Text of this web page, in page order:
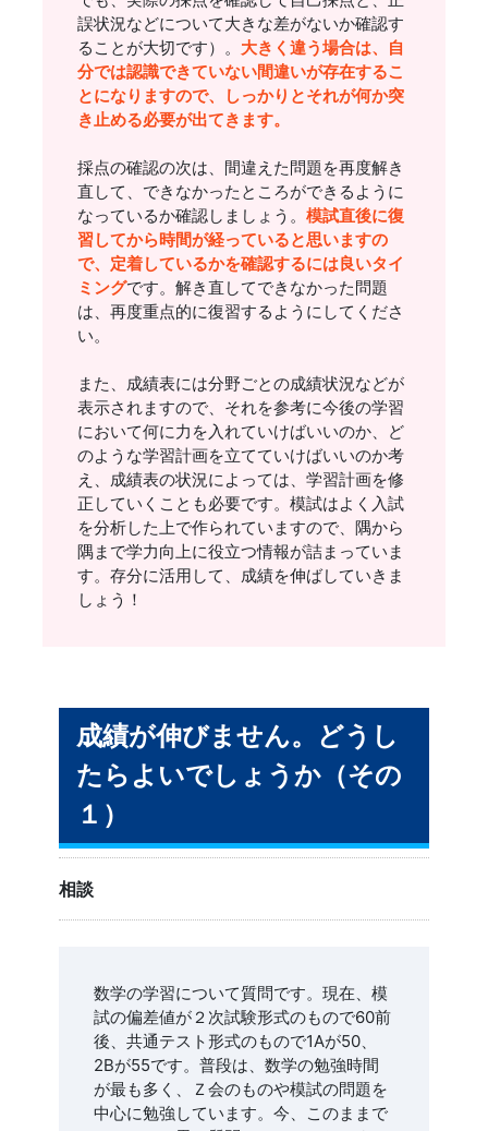
誤状況などについて大きな差がないか確認す
ることが大切です）。 大きく違う場合は、自
分では認識できていない間違いが存在するこ
とになりますので、しっかりとそれが何か突
き止める必要が出てきます。
採点の確認の次は、間違えた問題を再度解き
直して、できなかったところができるように
なっているか確認しましょう。 模試直後に復
習してから時間が経っていると思いますの
で、定着しているかを確認するには良いタイ
ミングです。解き直してできなかった問題
は、再度重点的に復習するようにしてくださ
い。
また、成績表には分野ごとの成績状況などが
表示されますので、それを参考に今後の学習
において何に力を入れていけばいいのか、ど
のような学習計画を立てていけばいいのか考
え、成績表の状況によっては、学習計画を修
正していくことも必要です。模試はよく入試
を分析した上で作られていますので、隅から
隅まで学力向上に役立つ情報が詰まっていま
す。存分に活用して、成績を伸ばしていきま
しょう！
成績が伸びません。どうし
たらよいでしょうか（その
１）
相談
数学の学習について質問です。現在、模
試の偏差値が２次試験形式のもので60前
後、共通テスト形式のもので1Aが50、
2Bが55です。普段は、数学の勉強時間
が最も多く、Ｚ会のものや模試の問題を
中心に勉強しています。今、このままで